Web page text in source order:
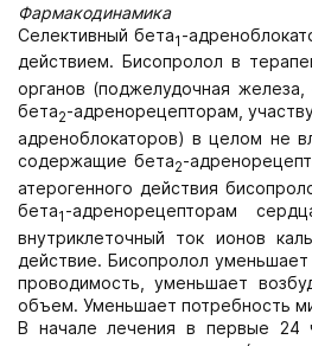
Фармакодинамика
Селективный бета1 -
действием. Бисопролол в
органов (поджелудочная
бета2-адренорецепторам,
адреноблокаторов) в целом не
содержащие бета2-
атерогенного действия
бета1 -адренорецепторам
внутриклеточный ток ионов
действие. Бисопролол
проводимость, уменьшает
объем. Уменьшает потребность
В начале лечения в первые 24